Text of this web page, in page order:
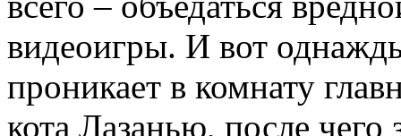
видеоигры. И вот
проникает в комнату
кота Лазанью, после чего